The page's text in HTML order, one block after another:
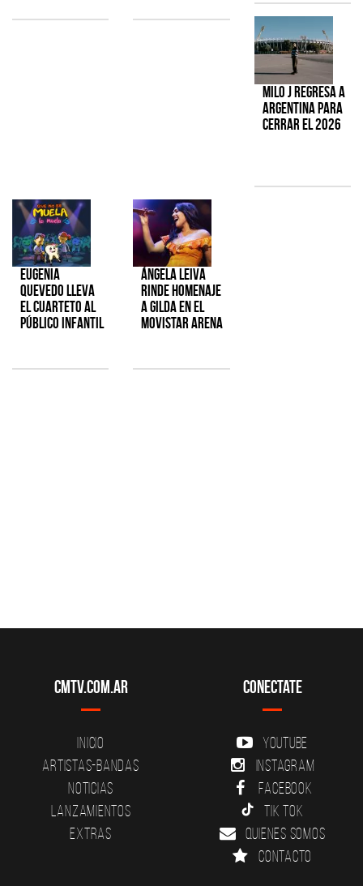
Milo J regresa a
Argentina para
cerrar el 2026
Eugenia
Quevedo lleva
el cuarteto al
público infantil
Ángela Leiva
rinde homenaje
a Gilda en el
Movistar Arena
CMTV.com.ar
Inicio
Artistas-Bandas
Noticias
Lanzamientos
Extras
Conectate
YouTube
Instagram
Facebook
Tik Tok
Quienes somos
Contacto